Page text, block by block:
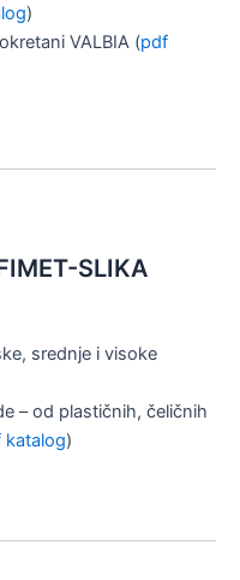
)
VALBIA (pdf
srednje i visoke
– od plastičnih, čeličnih
katalog)